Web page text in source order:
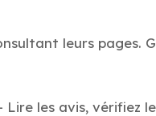
leurs pages.
les avis, vérifiez